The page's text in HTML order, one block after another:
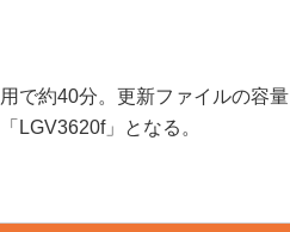
で約40分。更新ファイルの容量
LGV3620f」となる。